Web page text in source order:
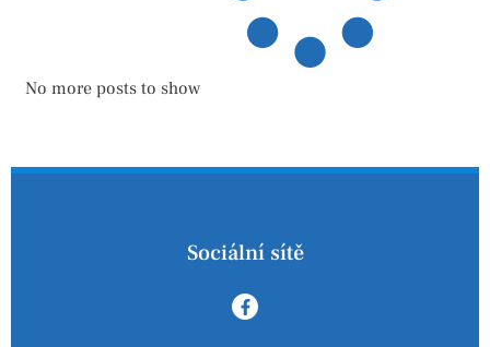
No more posts to show
Sociální sítě